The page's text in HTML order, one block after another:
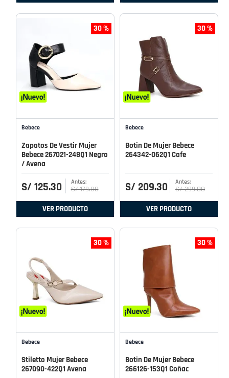
30 %
Bebece
Zapatos De Vestir Mujer
Bebece 267021-248Q1 Negro
/ Avena
S/ 125.30 S/ 179.00
VER PRODUCTO
30 %
Bebece
Botin De Mujer Bebece
264342-062Q1 Cafe
S/ 209.30 S/ 299.00
VER PRODUCTO
30 %
Bebece
Stiletto Mujer Bebece
267090-422Q1 Avena
30 %
Bebece
Botin De Mujer Bebece
266126-153Q1 Coñac